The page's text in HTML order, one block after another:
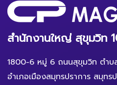
สำนักงานใหญ่ สุขุมวิท
1800-6 หมู่ 6 ถนนสุขุมวิท ตำบล
อำเภอเมืองสมุทรปราการ สมุทร